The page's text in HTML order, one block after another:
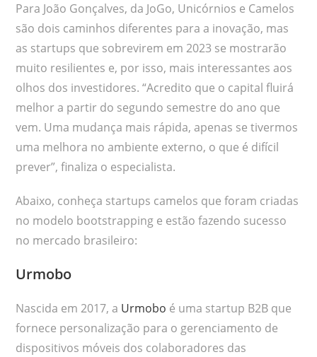
Para João Gonçalves, da JoGo, Unicórnios e Camelos
são dois caminhos diferentes para a inovação, mas
as startups que sobrevirem em 2023 se mostrarão
muito resilientes e, por isso, mais interessantes aos
olhos dos investidores. “Acredito que o capital fluirá
melhor a partir do segundo semestre do ano que
vem. Uma mudança mais rápida, apenas se tivermos
uma melhora no ambiente externo, o que é difícil
prever”, finaliza o especialista.
Abaixo, conheça startups camelos que foram criadas
no modelo bootstrapping e estão fazendo sucesso
no mercado brasileiro:
Urmobo
Nascida em 2017, a Urmobo é uma startup B2B que
fornece personalização para o gerenciamento de
dispositivos móveis dos colaboradores das